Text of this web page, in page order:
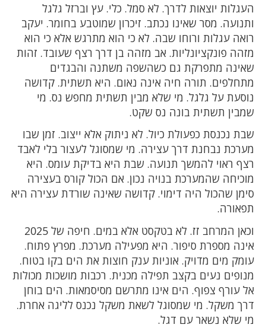
העגלות יוצאות לדרך. לא סמל. כלי. עץ וברזל גלגל
ותנועה. מסר שאינו נכתב. זיכרון שמוטבע בחומר. יעקב
רואה עגלות ורוחו שבה. לא כי הוא מתרגש אלא כי הוא
מזהה פונקציונליות. אב מזהה בן דרך רצף שעובד. זהות
שאינה מתפרקת גם כשהשפה משתנה והבגדים
מתחלפים. תורה חיה אינה נאום. היא תשתית. קדושה
נוסעת על גלגל. מי שלא מבין תשתית מחפש נס. מי
שמבין תשתית בונה נס שקט.
שבת נכנסת כפעולת כיול. לא ניתוק אלא ייצוב. זמן שבו
מערכת נבחנת דרך עצירה. מי שמסוגל לעצור בלי לאבד
רצף ראוי להמשך תנועה. שבת היא בדיקת עומס. היא
מוכיחה שהמערכת בנויה נכון. אם הכול קורס בעצירה
סימן שהכול היה דימוי. קדושה שאינה שורדת עצירה היא
תפאורה.
וכאן המרחב זז. לא בטקסט אלא במים. חיפה של 2025
אינה מספרת סיפור. היא מפעילה מערכת. מפרץ פתוח.
עומק מים מדויק. אוניות ענק חוצות את הים בקו בטוח.
מנופים נעים בקצב תפילה מכנית. רכבות מושכות מכולות
אל עורף צפוף. הים אינו מתרשם מסיסמאות. הים בוחן
דרך משקל. מי שמסוגל לשאת משקל נכנס לליגה אחרת.
מי שלא נשאר עם דגל.